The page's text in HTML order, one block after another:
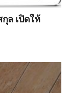
ล เปิดให้